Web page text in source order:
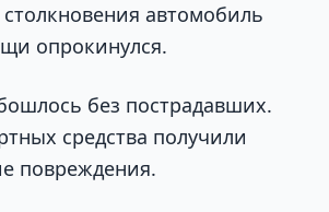
столкновения автомобиль
опрокинулся.
без пострадавших.
средства получили
повреждения.